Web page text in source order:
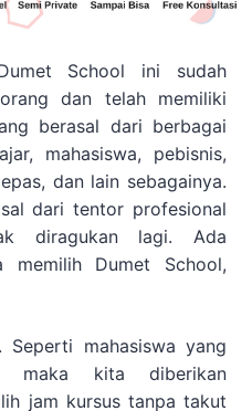
School ini sudah
dan telah memiliki
berasal dari berbagai
mahasiswa, pebisnis,
dan lain sebagainya.
dari tentor profesional
diragukan lagi. Ada
memilih Dumet School,
Seperti mahasiswa yang
maka kita diberikan
jam kursus tanpa takut